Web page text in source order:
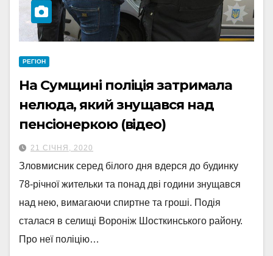
РЕГІОН
На Сумщині поліція затримала
нелюда, який знущався над
пенсіонеркою (відео)
21 СІЧНЯ, 2020
Зловмисник серед білого дня вдерся до будинку
78-річної жительки та понад дві години знущався
над нею, вимагаючи спиртне та гроші. Подія
сталася в селищі Вороніж Шосткинського району.
Про неї поліцію…